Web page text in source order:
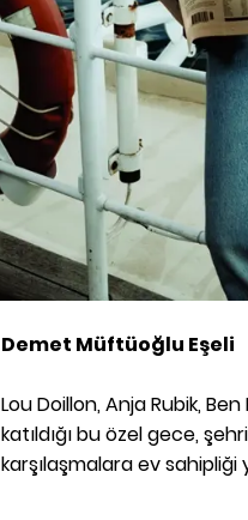
Demet Müftüoğlu Eşeli
Lou Doillon, Anja Rubik,
katıldığı bu özel gece,
karşılaşmalara ev sahipliği